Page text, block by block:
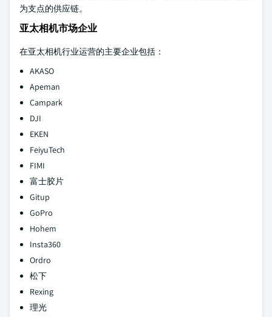
为支点的供应链。
亚太相机市场企业
在亚太相机行业运营的主要企业包括：
AKASO
Apeman
Campark
DJI
EKEN
FeiyuTech
FIMI
富士胶片
Gitup
GoPro
Hohem
Insta360
Ordro
松下
Rexing
理光